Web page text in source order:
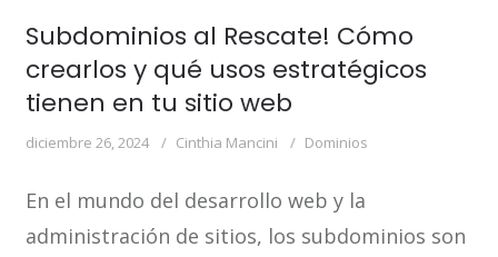
Subdominios al Rescate! Cómo
crearlos y qué usos estratégicos
tienen en tu sitio web
diciembre 26, 2024 Cinthia Mancini Dominios
En el mundo del desarrollo web y la
administración de sitios, los subdominios son